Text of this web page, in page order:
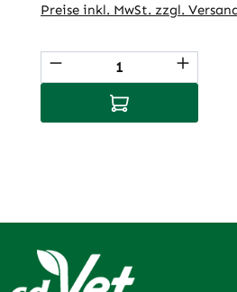
Preise inkl. MwSt. zzgl.
Produkt Anzahl:
In den Warenkorb